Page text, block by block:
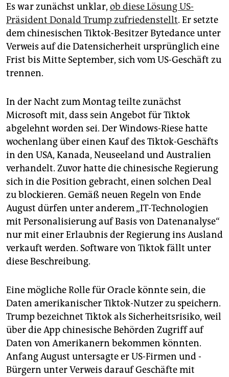
epaper login
Es war zunächst unklar, ob diese Lösung US-
Präsident Donald Trump zufriedenstellt. Er setzte
dem chinesischen Tiktok-Besitzer Bytedance unter
Verweis auf die Datensicherheit ursprünglich eine
Frist bis Mitte September, sich vom US-Geschäft zu
trennen.
In der Nacht zum Montag teilte zunächst
Microsoft mit, dass sein Angebot für Tiktok
abgelehnt worden sei. Der Windows-Riese hatte
wochenlang über einen Kauf des Tiktok-Geschäfts
in den USA, Kanada, Neuseeland und Australien
verhandelt. Zuvor hatte die chinesische Regierung
sich in die Position gebracht, einen solchen Deal
zu blockieren. Gemäß neuen Regeln von Ende
August dürfen unter anderem „IT-Technologien
mit Personalisierung auf Basis von Datenanalyse“
nur mit einer Erlaubnis der Regierung ins Ausland
verkauft werden. Software von Tiktok fällt unter
diese Beschreibung.
Eine mögliche Rolle für Oracle könnte sein, die
Daten amerikanischer Tiktok-Nutzer zu speichern.
Trump bezeichnet Tiktok als Sicherheitsrisiko, weil
über die App chinesische Behörden Zugriff auf
Daten von Amerikanern bekommen könnten.
Anfang August untersagte er US-Firmen und -
Bürgern unter Verweis darauf Geschäfte mit